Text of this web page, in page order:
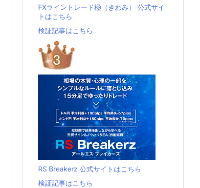
FXライントレード極（きわみ） 公式サイ
トはこちら
検証記事はこちら
RS Breakerz 公式サイトはこちら
検証記事はこちら